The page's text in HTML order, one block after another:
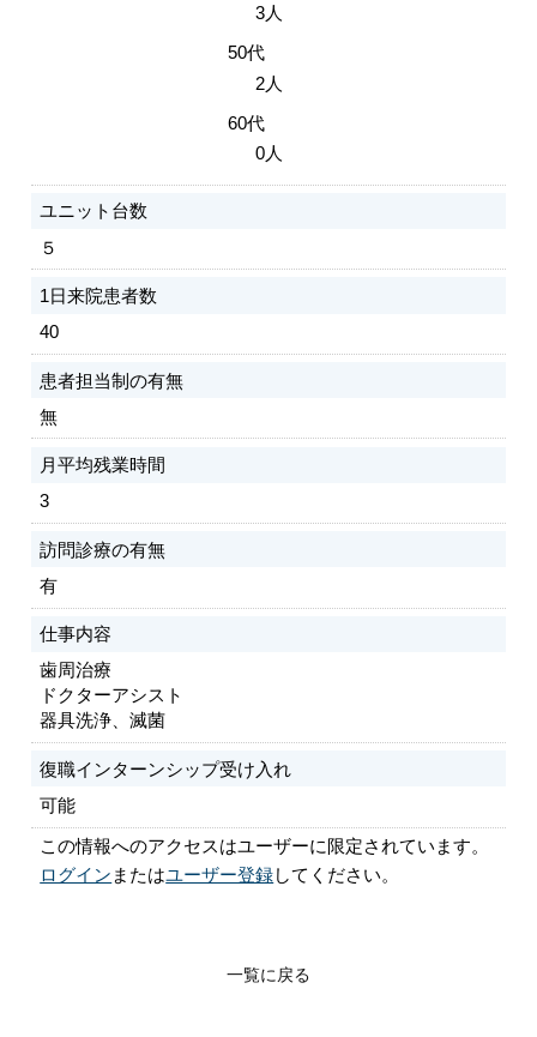
3人
50代
2人
60代
0人
ユニット台数
５
1日来院患者数
40
患者担当制の有無
無
月平均残業時間
3
訪問診療の有無
有
仕事内容
歯周治療
ドクターアシスト
器具洗浄、滅菌
復職インターンシップ受け入れ
可能
この情報へのアクセスはユーザーに限定されています。
ログイン またはユーザー登録してください。
一覧に戻る